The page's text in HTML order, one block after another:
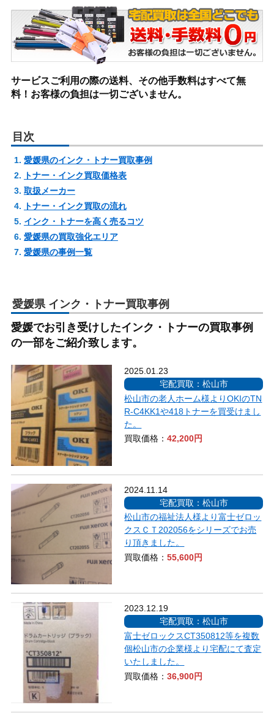
サービスご利用の際の送料、その他手数料はすべて無
料！お客様の負担は一切ございません。
目次
愛媛県のインク・トナー買取事例
トナー・インク買取価格表
取扱メーカー
トナー・インク買取の流れ
インク・トナーを高く売るコツ
愛媛県の買取強化エリア
愛媛県の事例一覧
愛媛県 インク・トナー買取事例
愛媛でお引き受けしたインク・トナーの買取事例
の一部をご紹介致します。
2025.01.23
宅配買取：松山市
松山市の老人ホーム様よりOKIのTN
R-C4KK1や418トナーを買受けまし
た。
買取価格：42,200円
2024.11.14
宅配買取：松山市
松山市の福祉法人様より富士ゼロッ
クスＣＴ202056をシリーズでお売
り頂きました。
買取価格：55,600円
2023.12.19
宅配買取：松山市
富士ゼロックスCT350812等を複数
個松山市の企業様より宅配にて査定
いたしました。
買取価格：36,900円